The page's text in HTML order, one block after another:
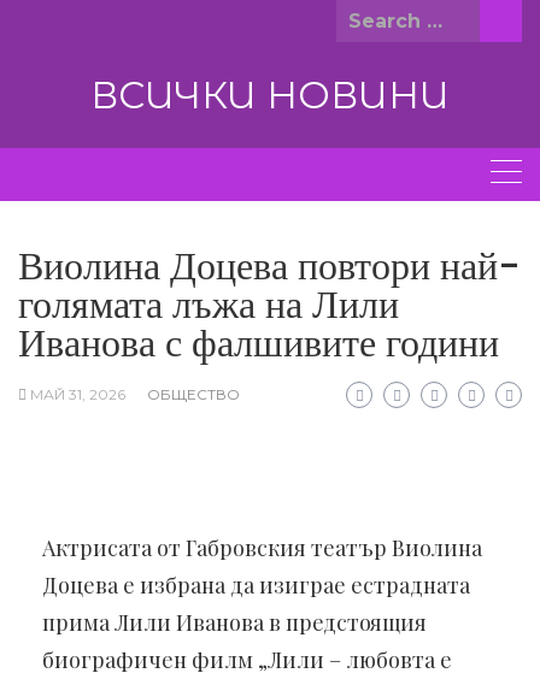
Search
ВСИЧКИ НОВИНИ
Виолина Доцева повтори най-
голямата лъжа на Лили
Иванова с фалшивите години
МАЙ 31, 2026 ОБЩЕСТВО
Актрисата от Габровския театър Виолина
Доцева е избрана да изиграе естрадната
прима Лили Иванова в предстоящия
биографичен филм „Лили – любовта е